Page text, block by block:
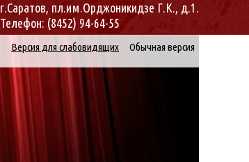
г.Саратов, пл.им.Орджоникидзе Г.К., д.1.
Телефон: (8452) 94-64-55
Версия для слабовидящих Обычная версия